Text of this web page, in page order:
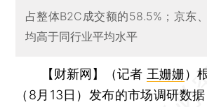
占整体B2C成交额的58.5%；京东
均高于同行业平均水平
【财新网】（记者 王姗姗）
（8月13日）发布的市场调研数